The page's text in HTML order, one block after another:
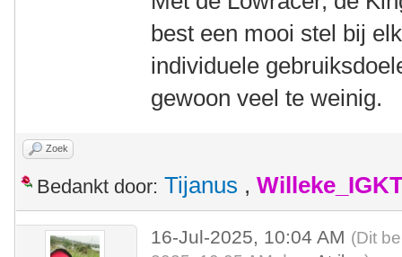
best een mooi stel bij
individuele
gewoon veel te weinig.
Zoek
Bedankt door: Tijanus ,
16-Jul-2025, 10:04 AM (Dit